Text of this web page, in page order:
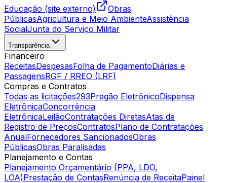
Educação (site externo)
Obras
PúblicasAgricultura e Meio AmbienteAssistência
SocialJunta do Serviço Militar
Transparência
Financeiro
ReceitasDespesasFolha de PagamentoDiárias e
PassagensRGF / RREO (LRF)
Compras e Contratos
Todas as licitações293Pregão EletrônicoDispensa
EletrônicaConcorrência
EletrônicaLeilãoContratações DiretasAtas de
Registro de PreçosContratosPlano de Contratações
AnualFornecedores SancionadosObras
PúblicasObras Paralisadas
Planejamento e Contas
Planejamento Orçamentário (PPA, LDO,
LOA)Prestação de ContasRenúncia de ReceitaPainel